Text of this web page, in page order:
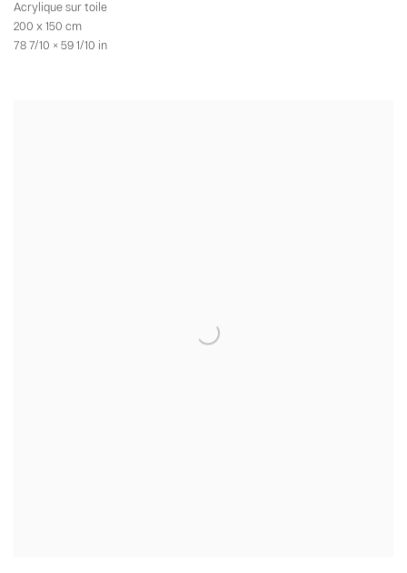
Acrylique sur toile
200 x 150 cm
78 7/10 × 59 1/10 in